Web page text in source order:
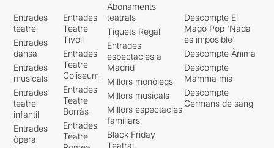
Entrades
teatre
Entrades
dansa
Entrades
musicals
Entrades
teatre
infantil
Entrades
òpera
Entrades
Teatre
Tívoli
Entrades
Teatre
Coliseum
Entrades
Teatre
Borràs
Entrades
Teatre
Abonaments
teatrals
Tiquets Regal
Entrades
espectacles a
Madrid
Millors monòlegs
Millors musicals
Millors espectacles
familiars
Black Friday
Teatral
Descompte El
Mago Pop 'Nada
es imposible'
Descompte Ànima
Descompte
Mamma mia
Descompte
Germans de sang